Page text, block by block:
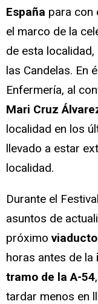
España para con
el marco de la
de esta
las Candelas. En
Enfermería, al
Mari Cruz
localidad en los
llevado a estar
localidad.
Durante el
asuntos de
próximo
horas antes de la
tramo de la A-54
tardar menos en